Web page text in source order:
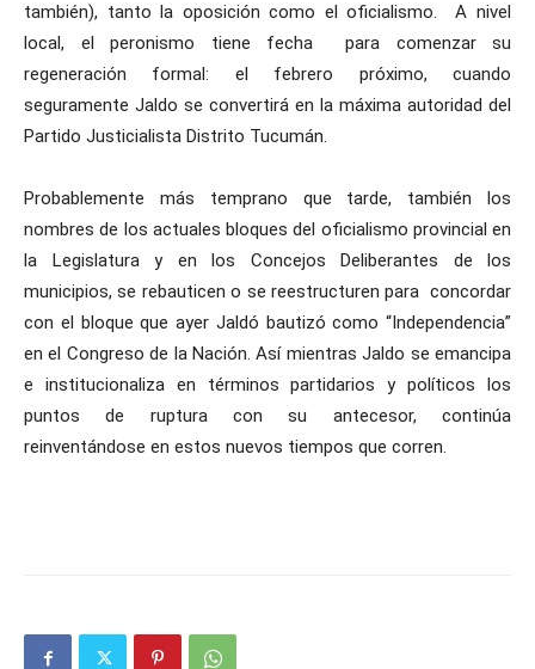
también), tanto la oposición como el oficialismo. A nivel
local, el peronismo tiene fecha para comenzar su
regeneración formal: el febrero próximo, cuando
seguramente Jaldo se convertirá en la máxima autoridad del
Partido Justicialista Distrito Tucumán.
Probablemente más temprano que tarde, también los
nombres de los actuales bloques del oficialismo provincial en
la Legislatura y en los Concejos Deliberantes de los
municipios, se rebauticen o se reestructuren para concordar
con el bloque que ayer Jaldó bautizó como “Independencia”
en el Congreso de la Nación. Así mientras Jaldo se emancipa
e institucionaliza en términos partidarios y políticos los
puntos de ruptura con su antecesor, continúa
reinventándose en estos nuevos tiempos que corren.